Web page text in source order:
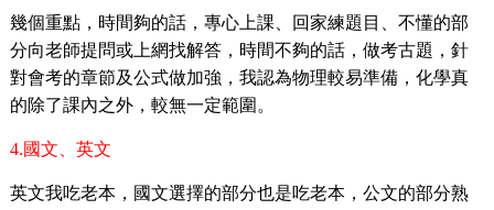
幾個重點，時間夠的話，專心上課、回家練題目、不懂的部
分向老師提問或上網找解答，時間不夠的話，做考古題，針
對會考的章節及公式做加強，我認為物理較易準備，化學真
的除了課內之外，較無一定範圍。
4.國文、英文
英文我吃老本，國文選擇的部分也是吃老本，公文的部分熟